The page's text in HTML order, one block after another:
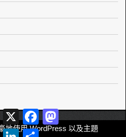
地使用 WordPress 以及主題
X FacebookMastodon
LinkedInShare